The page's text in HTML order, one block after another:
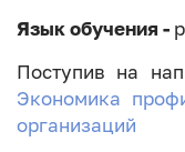
Язык обучения -
Поступив на
Экономика
организаций